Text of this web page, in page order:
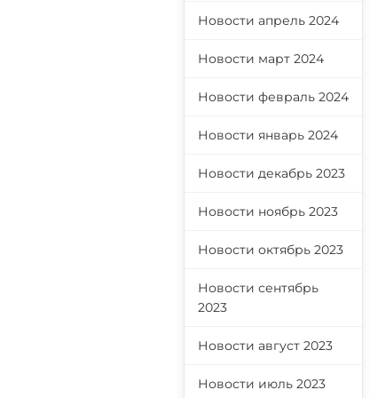
Новости апрель 2024
Новости март 2024
Новости февраль 2024
Новости январь 2024
Новости декабрь 2023
Новости ноябрь 2023
Новости октябрь 2023
Новости сентябрь
2023
Новости август 2023
Новости июль 2023